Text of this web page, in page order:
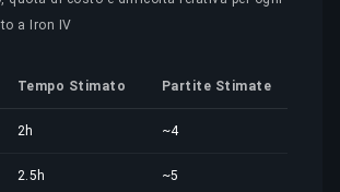
a Iron IV
Tempo Stimato Partite Stimate
2h ~4
2.5h ~5